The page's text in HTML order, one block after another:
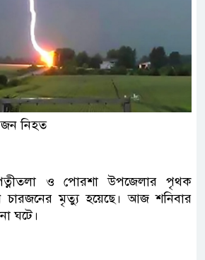
নিহত
ও পোরশা উপজেলার পৃথক
চারজনের মৃত্যু হয়েছে। আজ শনিবার
ঘটে।